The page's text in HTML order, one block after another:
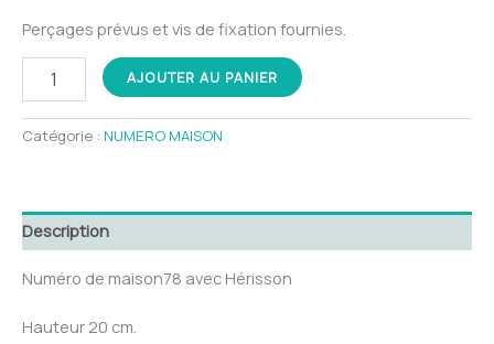
Perçages prévus et vis de fixation fournies.
de
Hérisson
AJOUTER AU PANIER
Catégorie : NUMERO MAISON
Description
Numéro de maison78 avec Hérisson
Hauteur 20 cm.